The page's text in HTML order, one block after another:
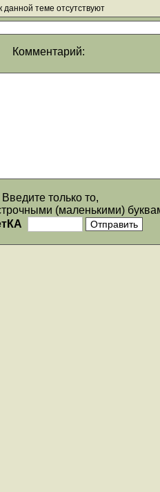
данной теме отсутствуют
Комментарий:
Введите только то,
(маленькими)